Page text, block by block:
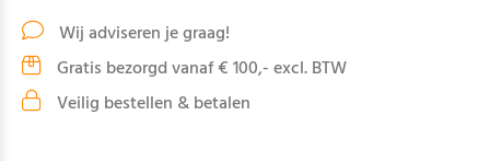
Wij adviseren je graag!
Gratis bezorgd vanaf € 100,- excl. BTW
Veilig bestellen & betalen